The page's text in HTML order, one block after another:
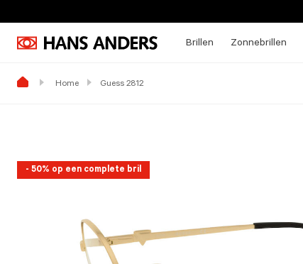
Brillen Zonnebrillen
Home Guess 2812
- 50% op een complete bril